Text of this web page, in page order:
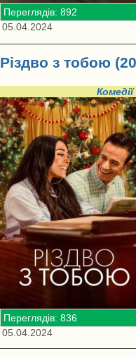
Переглядів: 892
05.04.2024
Різдво з тобою
Комедії
Переглядів: 836
05.04.2024